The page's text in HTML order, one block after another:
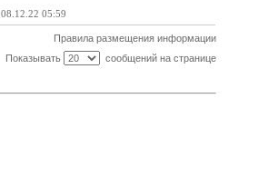
08.12.22 05:59
Правила размещения информации
Показывать
сообщений на странице